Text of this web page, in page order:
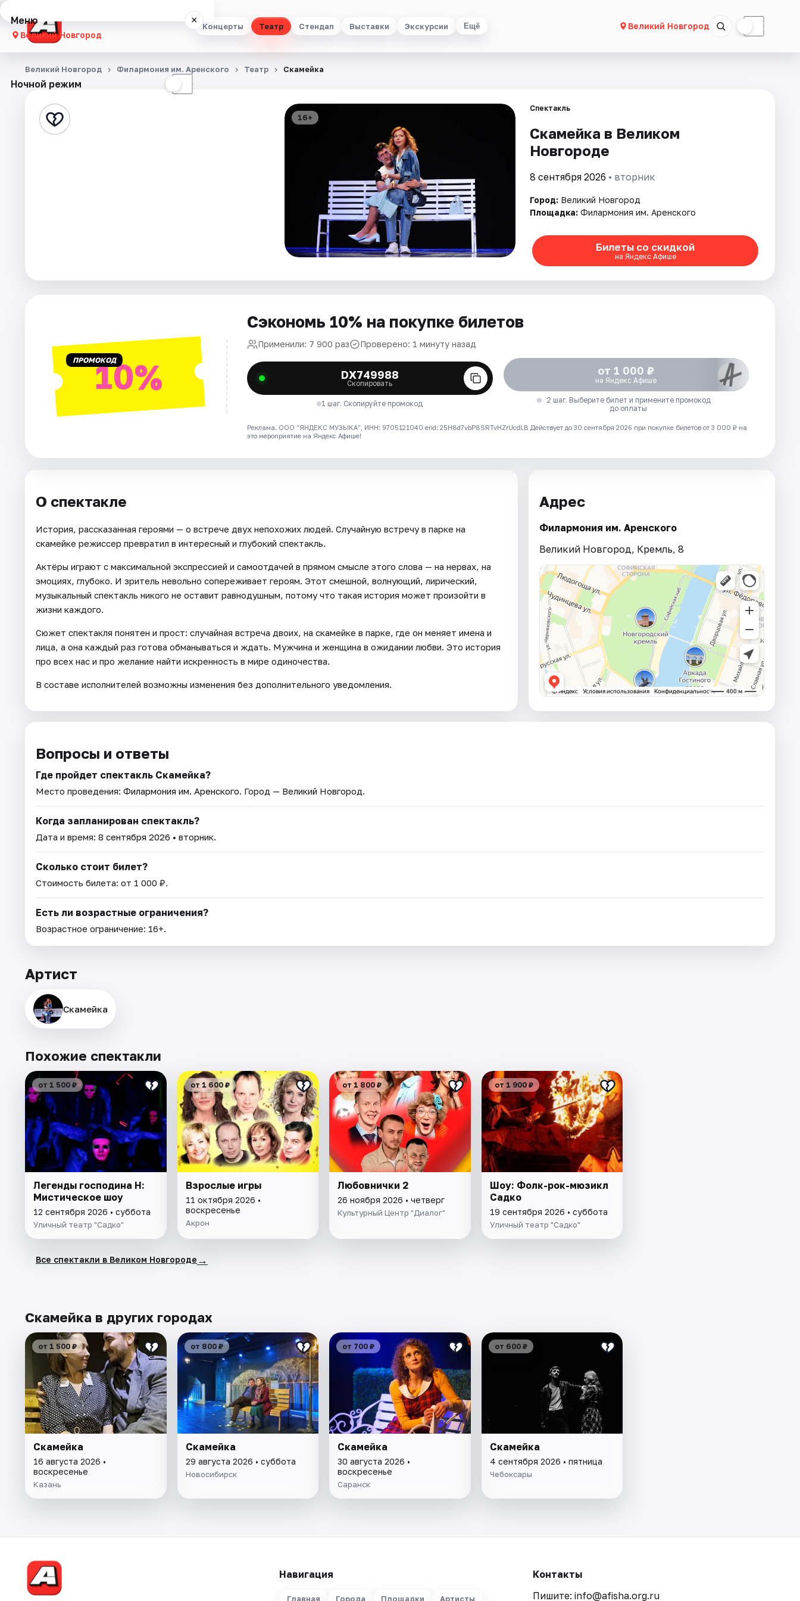
Концерты Театр Стендап Выставки Экскурсии Ещё Великий Новгород ☾
Меню ×
Великий Новгород
Концерты
Стендап
Ночной режим ☾
Великий Новгород Филармония им. Аренского Театр Скамейка
16+
Спектакль
Скамейка в Великом
Новгороде
8 сентября 2026 • вторник
Город: Великий Новгород
Площадка: Филармония им. Аренского
Билеты со скидкой
на Яндекс Афише
ПРОМОКОД10%
Сэкономь 10% на покупке билетов
Применили: 7 900 раз Проверено: 1 минуту назад
DX749988
Скопировать
1 шаг. Скопируйте промокод
от 1 000 ₽
на Яндекс Афише
2 шаг. Выберите билет и примените промокод
до оплаты
Реклама. ООО "ЯНДЕКС МУЗЫКА", ИНН: 9705121040 erid: 25H8d7vbP8SRTvHZrUcdLB Действует до 30 сентября 2026 при покупке билетов от 3 000 ₽ на
это мероприятие на Яндекс Афише!
О спектакле
История, рассказанная героями — о встрече двух непохожих людей. Случайную встречу в парке на
скамейке режиссер превратил в интересный и глубокий спектакль.
Актёры играют с максимальной экспрессией и самоотдачей в прямом смысле этого слова — на нервах, на
эмоциях, глубоко. И зритель невольно сопереживает героям. Этот смешной, волнующий, лирический,
музыкальный спектакль никого не оставит равнодушным, потому что такая история может произойти в
жизни каждого.
Сюжет спектакля понятен и прост: случайная встреча двоих, на скамейке в парке, где он меняет имена и
лица, а она каждый раз готова обманываться и ждать. Мужчина и женщина в ожидании любви. Это история
про всех нас и про желание найти искренность в мире одиночества.
В составе исполнителей возможны изменения без дополнительного уведомления.
Адрес
Филармония им. Аренского
Великий Новгород, Кремль, 8
Вопросы и ответы
Где пройдет спектакль Скамейка?
Место проведения: Филармония им. Аренского. Город — Великий Новгород.
Когда запланирован спектакль?
Дата и время: 8 сентября 2026 • вторник.
Сколько стоит билет?
Стоимость билета: от 1 000 ₽.
Есть ли возрастные ограничения?
Возрастное ограничение: 16+.
Артист
Скамейка
Похожие спектакли
от 1 500 ₽
Легенды господина Н:
Мистическое шоу
12 сентября 2026 • суббота
Уличный театр "Садко"
от 1 600 ₽
Взрослые игры
11 октября 2026 •
воскресенье
Акрон
от 1 800 ₽
Любовнички 2
26 ноября 2026 • четверг
Культурный Центр "Диалог"
от 1 900 ₽
Шоу: Фолк-рок-мюзикл
Садко
19 сентября 2026 • суббота
Уличный театр "Садко"
Все спектакли в Великом Новгороде →
Скамейка в других городах
от 1 500 ₽
Скамейка
16 августа 2026 •
воскресенье
Казань
от 800 ₽
Скамейка
29 августа 2026 • суббота
Новосибирск
от 700 ₽
Скамейка
30 августа 2026 •
воскресенье
Саранск
от 600 ₽
Скамейка
4 сентября 2026 • пятница
Чебоксары
Навигация
Главная Города Площадки Артисты
Контакты
Пишите: info@afisha.org.ru